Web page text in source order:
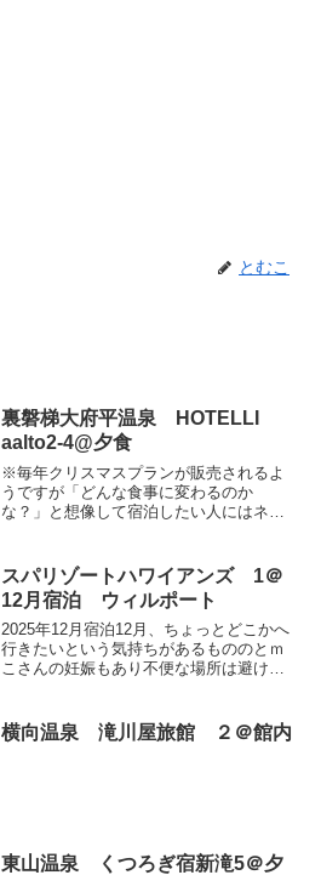
とむこ
裏磐梯大府平温泉 HOTELLI
aalto2-4@夕食
※毎年クリスマスプランが販売されるよ
うですが「どんな食事に変わるのか
な？」と想像して宿泊したい人にはネタ
年出てくる訳ではないけれど、それでも
新鮮味は薄れてしまう気がする...
スパリゾートハワイアンズ 1＠
12月宿泊 ウィルポート
2025年12月宿泊12月、ちょっとどこかへ
行きたいという気持ちがあるもののとｍ
こさんの妊娠もあり不便な場所は避けな
所は限られていた。また大洗ホテルに行
っても良いかと太...
横向温泉 滝川屋旅館 ２＠館内
東山温泉 くつろぎ宿新滝5＠夕